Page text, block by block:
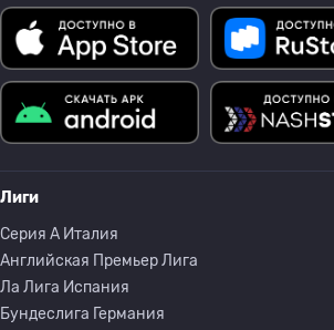
Лиги
Серия A Италия
Английская Премьер Лига
Ла Лига Испания
Бундеслига Германия